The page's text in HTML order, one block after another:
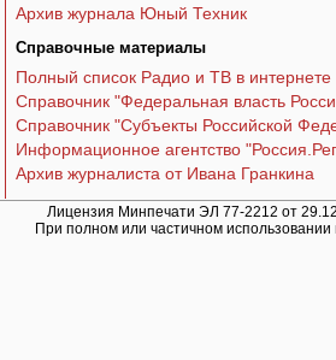
Архив журнала Юный Техник
Справочные материалы
Полный список Радио и ТВ в интернете
Справочник "Федеральная власть
Справочник "Субъекты Российской
Информационное агентство
Архив журналиста от Ивана Гранкина
Лицензия Минпечати ЭЛ 77-2212 от
При полном или частичном